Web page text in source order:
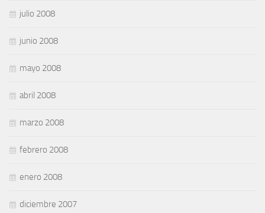
julio 2008
junio 2008
mayo 2008
abril 2008
marzo 2008
febrero 2008
enero 2008
diciembre 2007